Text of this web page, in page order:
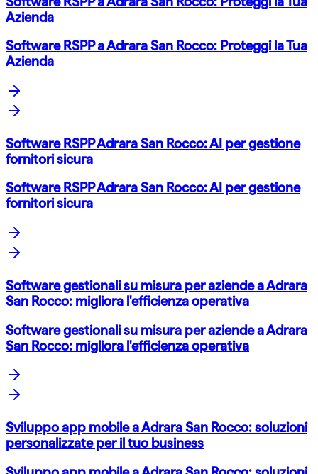
Azienda
Software RSPP a Adrara San Rocco: Proteggi la Tua
Azienda
Software RSPP Adrara San Rocco: AI per gestione
fornitori sicura
Software RSPP Adrara San Rocco: AI per gestione
fornitori sicura
Software gestionali su misura per aziende a Adrara
San Rocco: migliora l'efficienza operativa
Software gestionali su misura per aziende a Adrara
San Rocco: migliora l'efficienza operativa
Sviluppo app mobile a Adrara San Rocco: soluzioni
personalizzate per il tuo business